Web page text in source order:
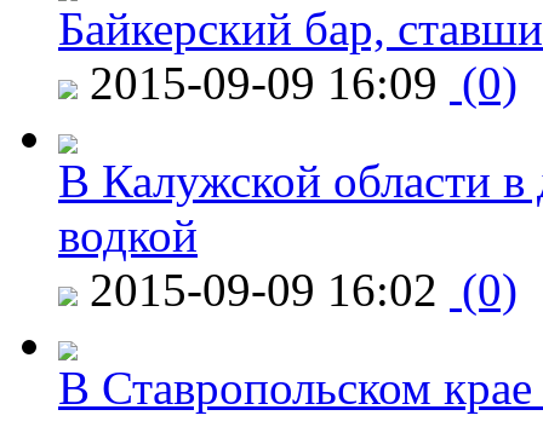
Байкерский бар,
2015-09-09 16:09 (0)
В Калужской области в
водкой
2015-09-09 16:02 (0)
В Ставропольском